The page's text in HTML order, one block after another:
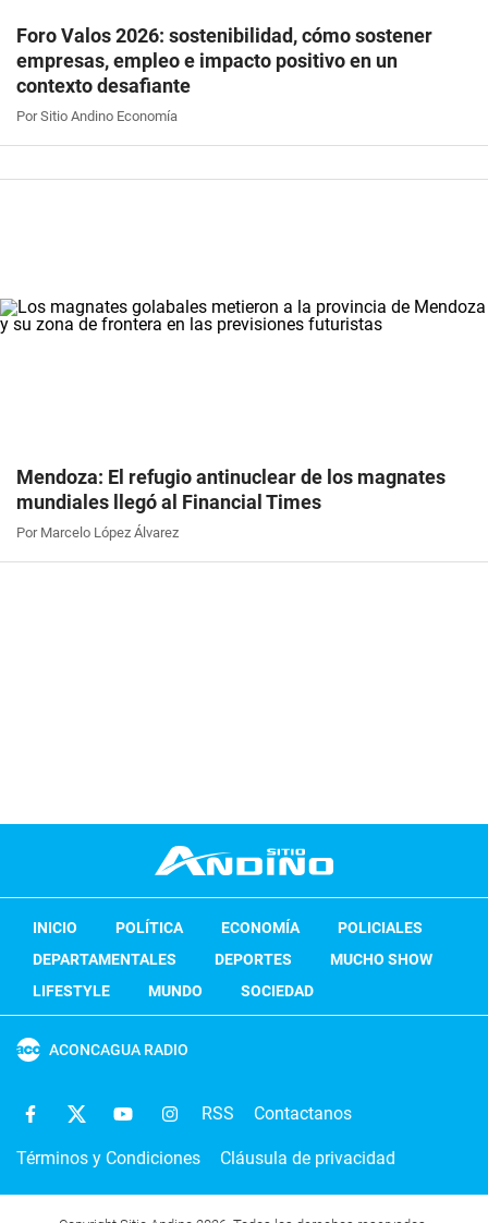
Foro Valos 2026: sostenibilidad, cómo sostener
empresas, empleo e impacto positivo en un
contexto desafiante
Por Sitio Andino Economía
Mendoza: El refugio antinuclear de los magnates
mundiales llegó al Financial Times
Por Marcelo López Álvarez
INICIO POLÍTICA ECONOMÍA
POLICIALES
DEPARTAMENTALES
DEPORTES
MUCHO SHOW
LIFESTYLE
MUNDO SOCIEDAD
ACONCAGUA RADIO
RSS Contactanos
Términos y Condiciones Cláusula de privacidad